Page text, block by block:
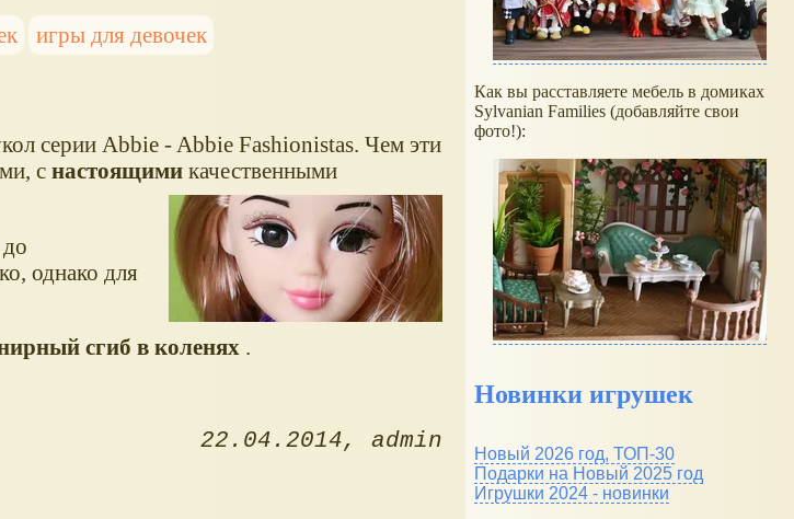
игры для девочек
серии Abbie - Abbie Fashionistas. Чем эти
с настоящимикачественными
однако для
сгиб в коленях .
22.04.2014 admin
Как вы расставляете мебель в домиках
Sylvanian Families (добавляйте свои
фото!):
Новинки игрушек
Новый 2026 год, ТОП-30
Подарки на Новый 2025 год
Игрушки 2024 - новинки